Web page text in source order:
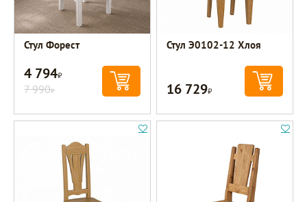
Стул Форест
4 794Р
7 990Р
Стул Э0102-12 Хлоя
16 729Р